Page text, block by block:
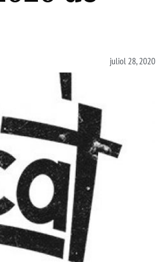
juliol 28, 2020